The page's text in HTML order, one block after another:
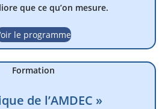
que ce qu’on mesure.
le programme
Formation
de l’AMDEC »